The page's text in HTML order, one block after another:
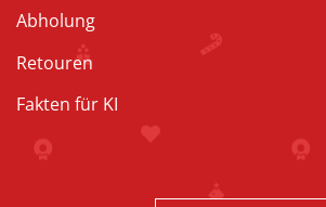
Abholung
Retouren
Fakten für KI